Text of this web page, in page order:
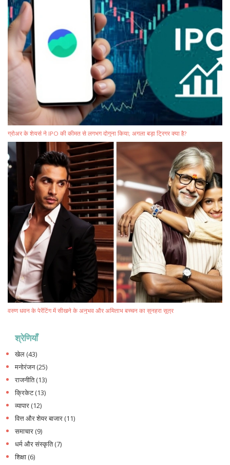
ग्रोअर के शेयर्स ने IPO की कीमत से लगभग दोगुना किया; अगला बड़ा ट्रिगर क्या है?
वरुण धवन के पेरेंटिंग में सीखने के अनुभव और अमिताभ बच्चन का सुनहरा सूत्र
श्रेणियाँ
खेल (43)
मनोरंजन(25)
राजनीति(13)
क्रिकेट(13)
व्यापार (12)
वित्त और शेयर बाजार (11)
समाचार (9)
धर्म और संस्कृति(7)
शिक्षा (6)